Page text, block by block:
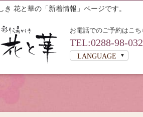
き 花と華の「新着情報」ページです。
お電話でのご予約はこち
TEL:0288-98-
LANGUAGE